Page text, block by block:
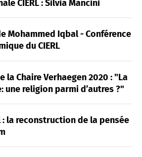
CIERL : Silvia Mancini
Mohammed Iqbal - Conférence
du CIERL
la Chaire Verhaegen 2020 : "La
une religion parmi d’autres ?"
la reconstruction de la pensée